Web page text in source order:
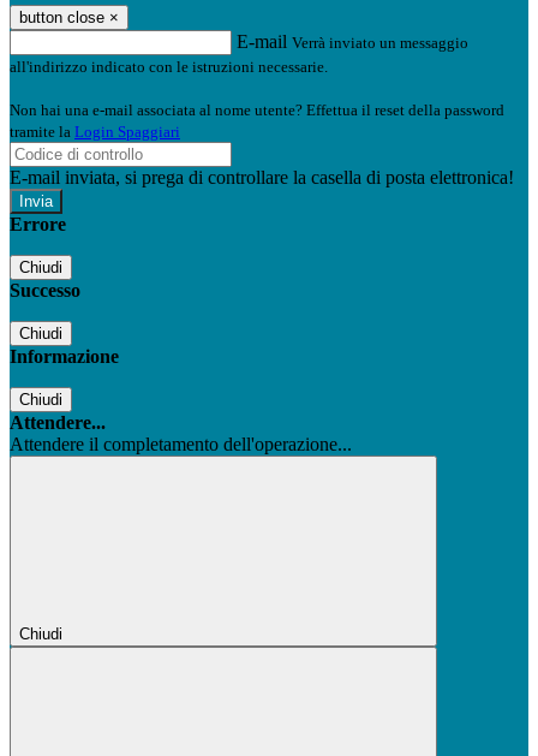
button close ×
E-mail Verrà inviato un messaggio
all'indirizzo indicato con le istruzioni necessarie.
Non hai una e-mail associata al nome utente? Effettua il reset della password
tramite la Login Spaggiari
E-mail inviata, si prega di controllare la casella di posta elettronica!
Errore
Chiudi
Successo
Chiudi
Informazione
Chiudi
Attendere...
Attendere il completamento dell'operazione...
Chiudi